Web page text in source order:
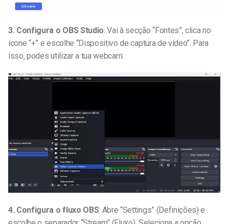
3. Configura o OBS Studio: Vai à secção “Fontes”, clica no
ícone “+” e escolhe “Dispositivo de captura de vídeo”. Para
isso, podes utilizar a tua webcam.
4. Configura o fluxo OBS: Abre “Settings” (Definições) e